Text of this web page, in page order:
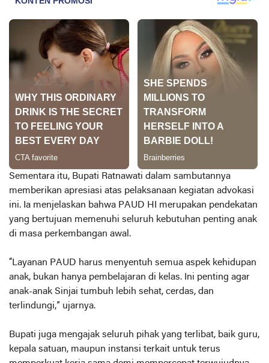
Sementara itu, Bupati Ratnawati dalam sambutannya
memberikan apresiasi atas pelaksanaan kegiatan advokasi
ini. Ia menjelaskan bahwa PAUD HI merupakan pendekatan
yang bertujuan memenuhi seluruh kebutuhan penting anak
di masa perkembangan awal.
“Layanan PAUD harus menyentuh semua aspek kehidupan
anak, bukan hanya pembelajaran di kelas. Ini penting agar
anak-anak Sinjai tumbuh lebih sehat, cerdas, dan
terlindungi,” ujarnya.
Bupati juga mengajak seluruh pihak yang terlibat, baik guru,
kepala satuan, maupun instansi terkait untuk terus